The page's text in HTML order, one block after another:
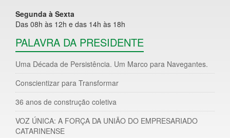
Segunda à Sexta
Das 08h às 12h e das 14h às 18h
PALAVRA DA PRESIDENTE
Uma Década de Persistência. Um Marco para Navegantes.
Conscientizar para Transformar
36 anos de construção coletiva
VOZ ÚNICA: A FORÇA DA UNIÃO DO EMPRESARIADO
CATARINENSE